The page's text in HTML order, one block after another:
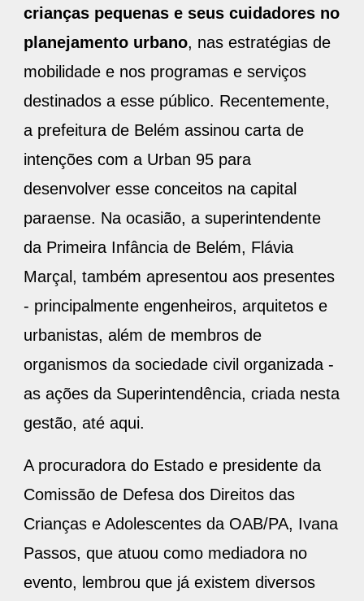
crianças pequenas e seus cuidadores no
planejamento urbano, nas estratégias de
mobilidade e nos programas e serviços
destinados a esse público. Recentemente,
a prefeitura de Belém assinou carta de
intenções com a Urban 95 para
desenvolver esse conceitos na capital
paraense. Na ocasião, a superintendente
da Primeira Infância de Belém, Flávia
Marçal, também apresentou aos presentes
- principalmente engenheiros, arquitetos e
urbanistas, além de membros de
organismos da sociedade civil organizada -
as ações da Superintendência, criada nesta
gestão, até aqui.
A procuradora do Estado e presidente da
Comissão de Defesa dos Direitos das
Crianças e Adolescentes da OAB/PA, Ivana
Passos, que atuou como mediadora no
evento, lembrou que já existem diversos